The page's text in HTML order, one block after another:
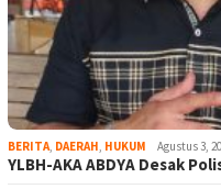
BERITA, DAERAH, HUKUM Agustus 3,
YLBH-AKA ABDYA Desak